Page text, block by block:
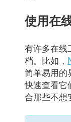
使用在
有许多在线
档。比如，
简单易用的
快速查看它
合那些不想